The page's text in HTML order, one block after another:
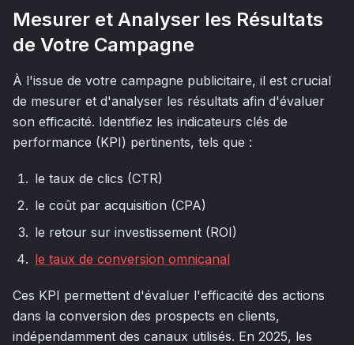
Mesurer et Analyser les Résultats
de Votre Campagne
À l'issue de votre campagne publicitaire, il est crucial
de mesurer et d'analyser les résultats afin d'évaluer
son efficacité. Identifiez les indicateurs clés de
performance (KPI) pertinents, tels que :
le taux de clics (CTR)
le coût par acquisition (CPA)
le retour sur investissement (ROI)
le taux de conversion omnicanal
Ces KPI permettent d'évaluer l'efficacité des actions
dans la conversion des prospects en clients,
indépendamment des canaux utilisés. En 2025, les